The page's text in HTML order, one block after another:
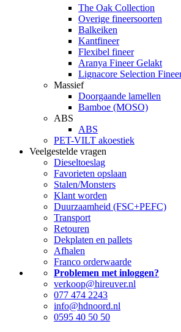
The Oak Collection
Overige fineersoorten
Balkeiken
Kantfineer
Flexibel fineer
Aranya Fineer Gelakt
Lignacore Selection
Massief
Doorgaande lamellen
Bamboe (MOSO)
ABS
ABS
PET-VILT akoestiek
Veelgestelde vragen
Dieseltoeslag
Favorieten opslaan
Stalen/Monsters
Klant worden
Duurzaamheid (FSC+PEFC)
Transport
Retouren
Dekplaten en pallets
Afhalen
Franco orderwaarde
Problemen met inloggen?
verkoop@hireuver.nl
077 474 2243
info@hdnoord.nl
0595 40 50 50